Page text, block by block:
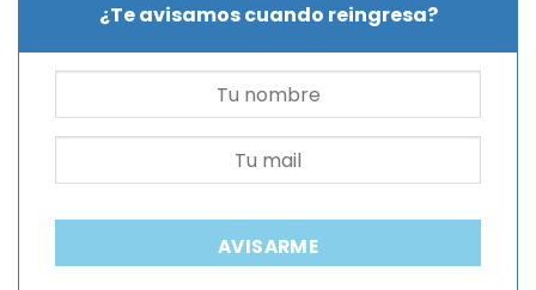
¿Te avisamos cuando reingresa?
AVISARME